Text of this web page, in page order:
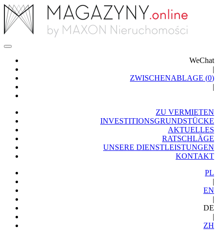
WeChat
|
ZWISCHENABLAGE (0)
|
ZU VERMIETEN
INVESTITIONSGRUNDSTÜCKE
AKTUELLES
RATSCHLÄGE
UNSERE DIENSTLEISTUNGEN
KONTAKT
PL
|
EN
|
DE
|
ZH